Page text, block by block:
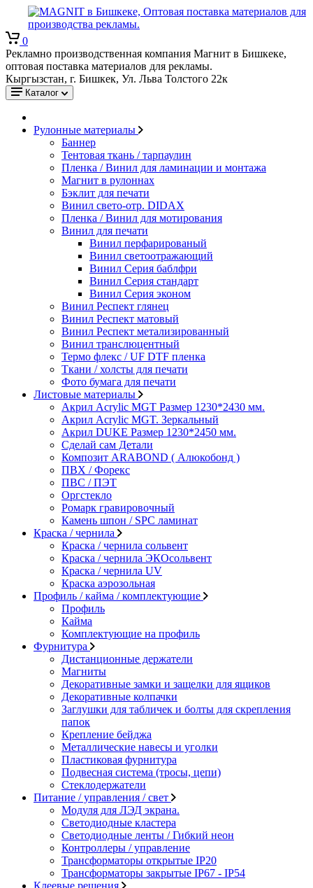
0
Рекламно производственная компания Магнит в Бишкеке,
оптовая поставка материалов для рекламы.
Кыргызстан, г. Бишкек, Ул. Льва Толстого 22к
Каталог
Рулонные материалы
Баннер
Тентовая ткань / тарпаулин
Пленка / Винил для ламинации и монтажа
Магнит в рулоннах
Бэклит для печати
Винил свето-отр. DIDAX
Пленка / Винил для мотирования
Винил для печати
Винил перфарированый
Винил светоотражающий
Винил Серия баблфри
Винил Серия стандарт
Винил Серия эконом
Винил Респект глянец
Винил Респект матовый
Винил Респект метализированный
Винил транслюцентный
Термо флекс / UF DTF пленка
Ткани / холсты для печати
Фото бумага для печати
Листовые материалы
Акрил Acrylic MGT Размер 1230*2430 мм.
Акрил Acrylic MGT. Зеркальный
Акрил DUKE Размер 1230*2450 мм.
Сделай сам Детали
Композит ARABOND ( Алюкобонд )
ПВХ / Форекс
ПВС / ПЭТ
Оргстекло
Ромарк гравировочный
Камень шпон / SPC ламинат
Краска / чернила
Краска / чернила сольвент
Краска / чернила ЭКОсольвент
Краска / чернила UV
Краска аэрозольная
Профиль / кайма / комплектующие
Профиль
Кайма
Комплектующие на профиль
Фурнитура
Дистанционные держатели
Магниты
Декоративные замки и защелки для ящиков
Декоративные колпачки
Заглушки для табличек и болты для скрепления
папок
Крепление бейджа
Металлические навесы и уголки
Пластиковая фурнитура
Подвесная система (тросы, цепи)
Стеклодержатели
Питание / управления / свет
Модуля для ЛЭД экрана.
Светодиодные кластера
Светодиодные ленты / Гибкий неон
Контроллеры / управление
Трансформаторы открытые IP20
Трансформаторы закрытые IP67 - IP54
Клеевые решения